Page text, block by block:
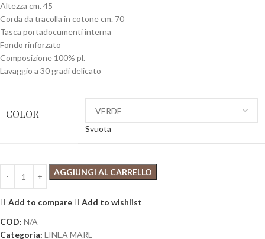
Altezza cm. 45
Corda da tracolla in cotone cm. 70
Tasca portadocumenti interna
Fondo rinforzato
Composizione 100% pl.
Lavaggio a 30 gradi delicato
COLOR
Svuota
AGGIUNGI AL CARRELLO
Add to compare
Add to wishlist
COD: N/A
Categoria: LINEA MARE